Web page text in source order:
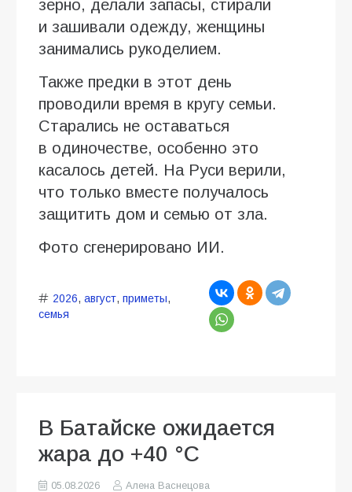
зерно, делали запасы, стирали
и зашивали одежду, женщины
занимались рукоделием.
Также предки в этот день
проводили время в кругу семьи.
Старались не оставаться
в одиночестве, особенно это
касалось детей. На Руси верили,
что только вместе получалось
защитить дом и семью от зла.
Фото сгенерировано ИИ.
2026, август, приметы,
семья
В Батайске ожидается
жара до +40 °C
05.08.2026
Алена Васнецова